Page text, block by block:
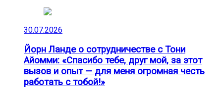
30.07.2026
Йорн Ланде о сотрудничестве с Тони
Айомми: «Спасибо тебе, друг мой, за этот
вызов и опыт — для меня огромная честь
работать с тобой!»